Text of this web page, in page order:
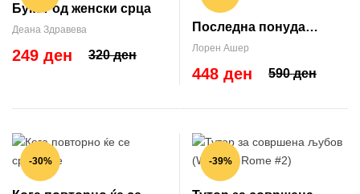
Букет од женски срца
Деана Здравева
320 ден
249 ден
Последна понуда
(Dreamland Billionaires
#3)
Лорен Ашер
590 ден
448 ден
-30% -39%